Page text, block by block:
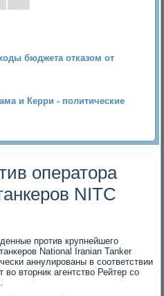
бюджета отказом от
и Керри - политические
оператора
NITC
против крупнейшего
National Iranian Tanker
аннулированы в соответствии
вторник агентство Рейтер со